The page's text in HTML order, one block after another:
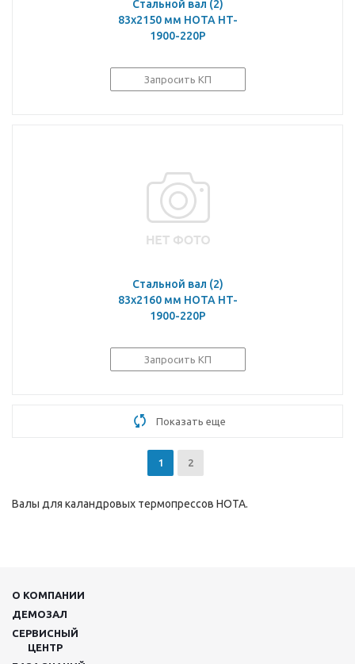
Стальной вал (2)
83х2150 мм HOTA HT-
1900-220P
Запросить КП
Стальной вал (2)
83х2160 мм HOTA HT-
1900-220P
Запросить КП
Показать еще
1 2
Валы для каландровых термопрессов HOTA.
О КОМПАНИИ
ДЕМОЗАЛ
СЕРВИСНЫЙ
ЦЕНТР